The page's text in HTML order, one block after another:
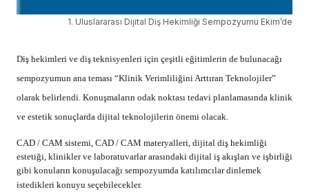
1. Uluslararası Dijital Diş Hekimliği Sempozyumu Ekim’de
Diş hekimleri ve diş teknisyenleri için çeşitli eğitimlerin de bulunacağı
sempozyumun ana teması “Klinik Verimliliğini Arttıran Teknolojiler”
olarak belirlendi. Konuşmaların odak noktası tedavi planlamasında klinik
ve estetik sonuçlarda dijital teknolojilerin önemi olacak.
CAD / CAM sistemi, CAD / CAM materyalleri, dijital diş hekimliği
estetiği, klinikler ve laboratuvarlar arasındaki dijital iş akışları ve işbirliği
gibi konuların konuşulacağı sempozyumda katılımcılar dinlemek
istedikleri konuyu seçebilecekler.